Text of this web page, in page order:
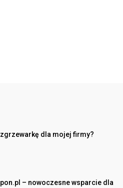
dla mojej firmy?
– nowoczesne wsparcie dla